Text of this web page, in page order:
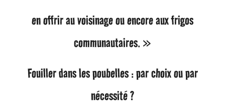
en offrir au voisinage ou encore aux frigos
communautaires. »
Fouiller dans les poubelles : par choix ou par
nécessité ?